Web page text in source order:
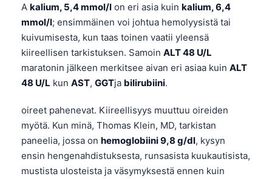
A kalium, 5,4 mmol/l on eri asia kuin kalium, 6,4
mmol/l; ensimmäinen voi johtua hemolyysistä tai
kuivumisesta, kun taas toinen vaatii yleensä
kiireellisen tarkistuksen. Samoin ALT 48 U/L
maratonin jälkeen merkitsee aivan eri asiaa kuin ALT
48 U/L kun AST, GGTja bilirubiini.
oireet pahenevat. Kiireellisyys muuttuu oireiden
myötä. Kun minä, Thomas Klein, MD, tarkistan
paneelia, jossa on hemoglobiini 9,8 g/dl, kysyn
ensin hengenahdistuksesta, runsasista kuukautisista,
mustista ulosteista ja väsymyksestä ennen kuin
Қазақ тілі
Hrvatski
كوردی‎
سنڌي
සිංහල
অসমীয়া
Galego